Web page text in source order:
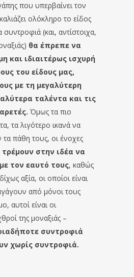
που υπερβαίνει τον
ολόκληρο το είδος
(και, αντίστοιχα,
θα έπρεπε να
και ιδιαιτέρως ισχυρή
του είδους μας,
με τη μεγαλύτερη
ταλέντα και τις
Όμως τα πιο
τα λιγότερο ικανά να
πάθη τους, οι ένοχες
τρέμουν στην ιδέα να
τον εαυτό τους, καθώς
αξία, οι οποίοι είναι
από μόνοι τους
αυτοί είναι οι
της μοναξιάς –
συντροφιά
χωρίς συντροφιά.